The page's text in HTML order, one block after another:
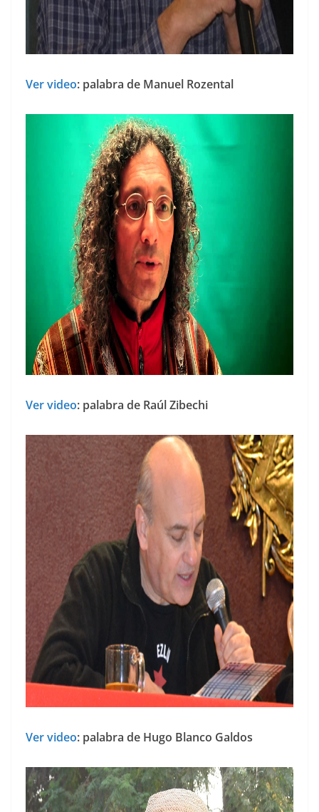
Ver video: palabra de Manuel Rozental
Ver video: palabra de Raúl Zibechi
Ver video: palabra de Hugo Blanco Galdos